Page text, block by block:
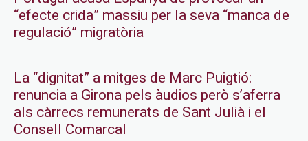
“efecte crida” massiu per la seva “manca de
regulació” migratòria
La “dignitat” a mitges de Marc Puigtió:
renuncia a Girona pels àudios però s’aferra
als càrrecs remunerats de Sant Julià i el
Consell Comarcal